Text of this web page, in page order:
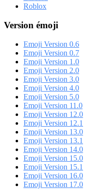
Roblox
Version émoji
Emoji Version 0.6
Emoji Version 0.7
Emoji Version 1.0
Emoji Version 2.0
Emoji Version 3.0
Emoji Version 4.0
Emoji Version 5.0
Emoji Version 11.0
Emoji Version 12.0
Emoji Version 12.1
Emoji Version 13.0
Emoji Version 13.1
Emoji Version 14.0
Emoji Version 15.0
Emoji Version 15.1
Emoji Version 16.0
Emoji Version 17.0